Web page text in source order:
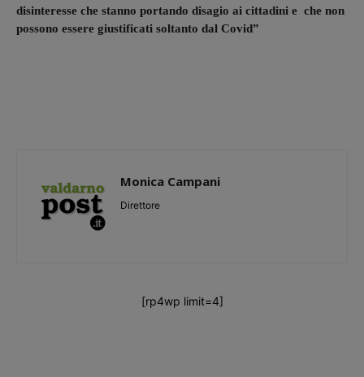
disinteresse che stanno portando disagio ai cittadini e che non
possono essere giustificati soltanto dal Covid”
Monica Campani
Direttore
[rp4wp limit=4]